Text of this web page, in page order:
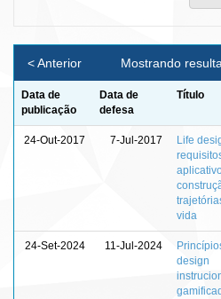
Mostrando
< Anterior
Data de
publicação
Data de
defesa
Título
24-Out-2017 7-Jul-2017
Life
vida
24-Set-2024 11-Jul-2024
design